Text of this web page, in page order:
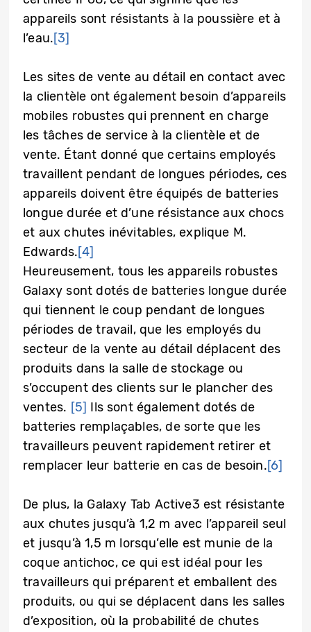
appareils sont résistants à la poussière et à
l’eau.[3]
Les sites de vente au détail en contact avec
la clientèle ont également besoin d’appareils
mobiles robustes qui prennent en charge
les tâches de service à la clientèle et de
vente. Étant donné que certains employés
travaillent pendant de longues périodes, ces
appareils doivent être équipés de batteries
longue durée et d’une résistance aux chocs
et aux chutes inévitables, explique M.
Edwards.[4]
Heureusement, tous les appareils robustes
Galaxy sont dotés de batteries longue durée
qui tiennent le coup pendant de longues
périodes de travail, que les employés du
secteur de la vente au détail déplacent des
produits dans la salle de stockage ou
s’occupent des clients sur le plancher des
ventes. [5] Ils sont également dotés de
batteries remplaçables, de sorte que les
travailleurs peuvent rapidement retirer et
remplacer leur batterie en cas de besoin.[6]
De plus, la Galaxy Tab Active3 est résistante
aux chutes jusqu’à 1,2 m avec l’appareil seul
et jusqu’à 1,5 m lorsqu’elle est munie de la
coque antichoc, ce qui est idéal pour les
travailleurs qui préparent et emballent des
produits, ou qui se déplacent dans les salles
d’exposition, où la probabilité de chutes